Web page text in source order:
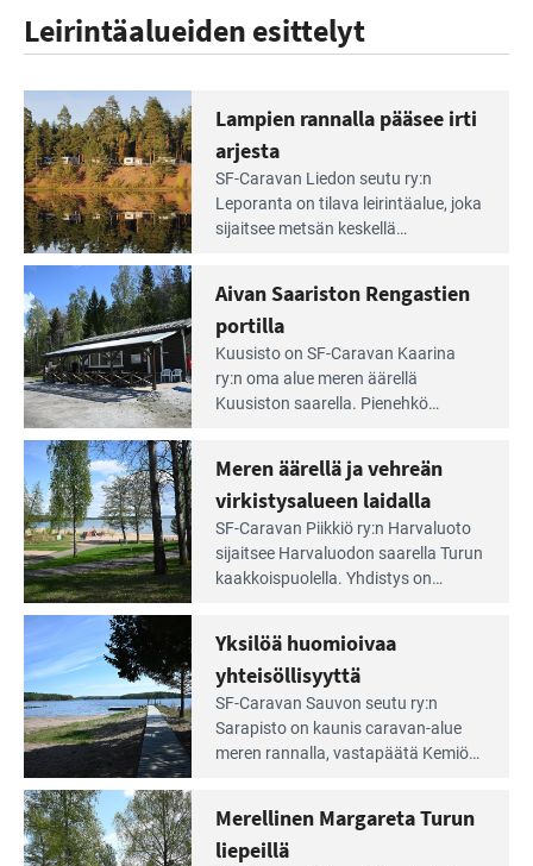
Leirintäalueiden esittelyt
Lue
Leirintäoppaan
artikkeli:
Lampien
rannalla
pääsee
irti
arjesta
Lampien rannalla pääsee irti
arjesta
SF-Caravan Liedon seutu ry:n
Leporanta on tilava leirintäalue, joka
sijaitsee metsän kes­kellä
tarjoaa ympäris­töineen kauniit
maisemat ja loistavat virkistäytymis­
mahdollisuudet.
Lue
Leirintäoppaan
artikkeli:
Aivan
Saariston
Rengastien
portilla
Aivan Saariston Rengastien
portilla
Kuusisto on SF-Caravan Kaarina
ry:n oma alue meren äärellä
Kuusiston saarella. Pie­nehkö
Lue
Leirintäoppaan
artikkeli:
Meren
äärellä
ja
vehreän
virkistysalueen
laidalla
Meren äärellä ja vehreän
virkistysalueen laidalla
SF-Caravan Piikkiö ry:n Harvaluoto
sijait­see Harvaluodon saarella Turun
kaakkois­puolella. Yhdistys on
virkistysalueesta.
Lue
Leirintäoppaan
artikkeli:
Yksilöä
huomioivaa
yhteisöllisyyttä
Yksilöä huomioivaa
yhteisöllisyyttä
SF-Caravan Sauvon seutu ry:n
Sarapisto on kaunis caravan-alue
meren rannalla, vasta­päätä Kemiön
kymmenen paikkaa ilman sähköä.
Merellinen Margareta Turun
liepeillä